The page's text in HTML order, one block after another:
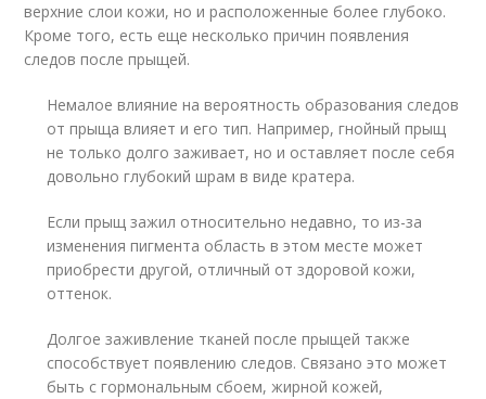
верхние слои кожи, но и расположенные более глубоко.
Кроме того, есть еще несколько причин появления
следов после прыщей.
Немалое влияние на вероятность образования следов
от прыща влияет и его тип. Например, гнойный прыщ
не только долго заживает, но и оставляет после себя
довольно глубокий шрам в виде кратера.
Если прыщ зажил относительно недавно, то из-за
изменения пигмента область в этом месте может
приобрести другой, отличный от здоровой кожи,
оттенок.
Долгое заживление тканей после прыщей также
способствует появлению следов. Связано это может
быть с гормональным сбоем, жирной кожей,